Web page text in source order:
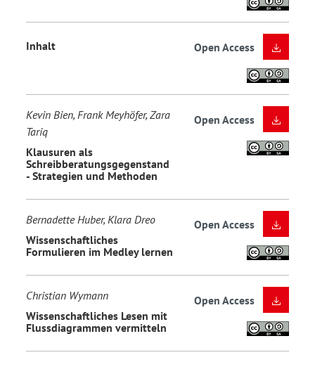
Inhalt Open Access
Kevin Bien, Frank Meyhöfer, Zara
Tariq
Klausuren als
Schreibberatungsgegenstand
- Strategien und Methoden
Open Access
Bernadette Huber, Klara Dreo
Wissenschaftliches
Formulieren im Medley lernen
Open Access
Christian Wymann
Wissenschaftliches Lesen mit
Flussdiagrammen vermitteln
Open Access